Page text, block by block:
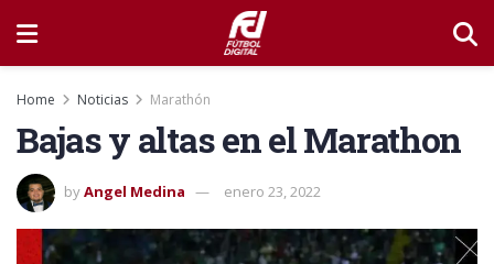
Home Noticias Marathón
Bajas y altas en el Marathon
byAngel Medina enero 23, 2022